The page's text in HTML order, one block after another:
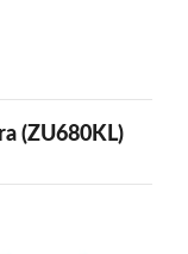
(ZU680KL)